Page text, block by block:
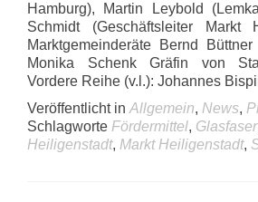
Hamburg), Martin Leybold
Schmidt (Geschäftsleiter Markt
Marktgemeinderäte Bernd
Monika Schenk Gräfin von
Vordere Reihe (v.l.): Johannes
Veröffentlicht in Allgemein, News,
Schlagworte Fördermittel, Glasfaser
Heiligenstadt, Markt Heiligenstadt,